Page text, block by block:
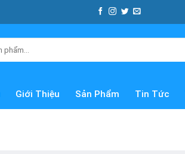
Giới Thiệu Sản Phẩm Tin Tức